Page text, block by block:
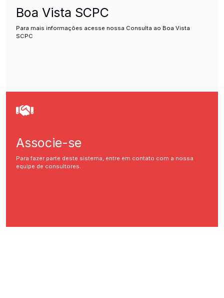
Boa Vista SCPC
Para mais informações acesse nossa Consulta ao Boa Vista
SCPC
Associe-se
Para fazer parte deste sistema, entre em contato com a nossa
equipe de consultores.